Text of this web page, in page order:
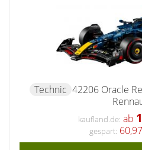
Technic 42206 Oracle
kaufland.de: ab
gespart: